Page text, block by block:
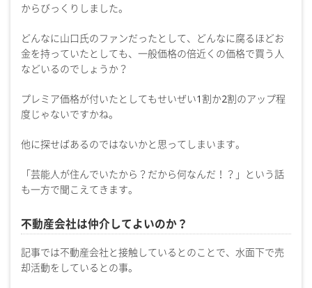
からびっくりしました。
どんなに山口氏のファンだったとして、どんなに腐るほどお
金を持っていたとしても、一般価格の倍近くの価格で買う人
などいるのでしょうか？
プレミア価格が付いたとしてもせいぜい1割か2割のアップ程
度じゃないですかね。
他に探せばあるのではないかと思ってしまいます。
「芸能人が住んでいたから？だから何なんだ！？」という話
も一方で聞こえてきます。
不動産会社は仲介してよいのか？
記事では不動産会社と接触しているとのことで、水面下で売
却活動をしているとの事。